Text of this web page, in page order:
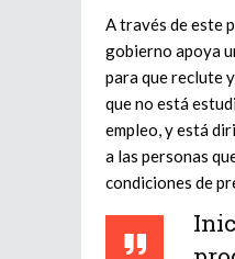
A través de este
gobierno apoya
para que reclute
que no está
empleo, y está
a las personas
condiciones de